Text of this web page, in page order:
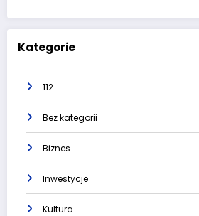
Kategorie
112
Bez kategorii
Biznes
Inwestycje
Kultura